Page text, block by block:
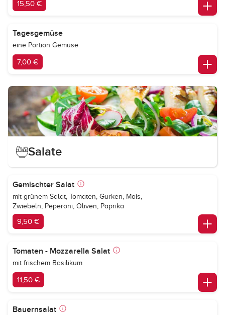
15,50 €
Tagesgemüse
eine Portion Gemüse
7,00 €
Salate
Gemischter Salat
mit grünem Salat, Tomaten, Gurken, Mais,
Zwiebeln, Peperoni, Oliven, Paprika
9,50 €
Tomaten - Mozzarella Salat
mit frischem Basilikum
11,50 €
Bauernsalat